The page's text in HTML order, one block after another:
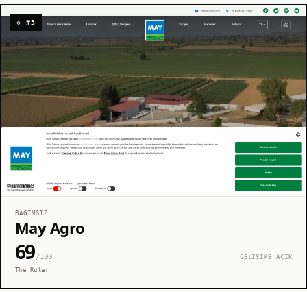
◇ #3
BAĞIMSIZ
May Agro
69/100
GELİŞİME AÇIK
The Ruler